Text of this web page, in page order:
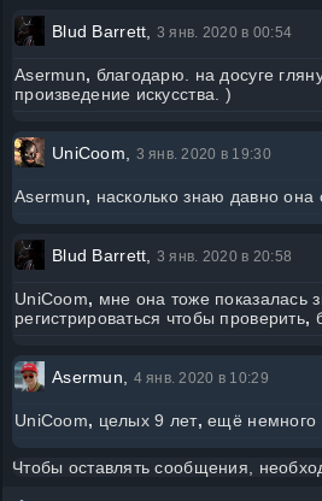
Blud Barrett, 3 янв. 2020 в 00:54
Asermun, благодарю. на досуге
произведение искусства. )
UniCoom, 3 янв. 2020 в 19:30
Asermun, насколько знаю давно она
Blud Barrett, 3 янв. 2020 в 20:58
UniCoom, мне она тоже показалась
регистрироваться чтобы проверить,
Asermun, 4 янв. 2020 в 10:29
UniCoom, целых 9 лет, ещё немного
Чтобы оставлять сообщения,